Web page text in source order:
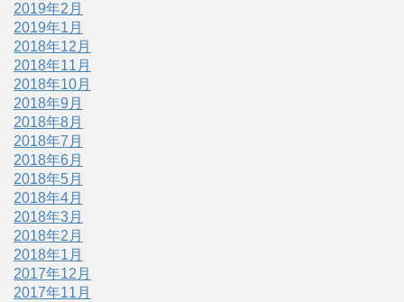
2019年2月
2019年1月
2018年12月
2018年11月
2018年10月
2018年9月
2018年8月
2018年7月
2018年6月
2018年5月
2018年4月
2018年3月
2018年2月
2018年1月
2017年12月
2017年11月